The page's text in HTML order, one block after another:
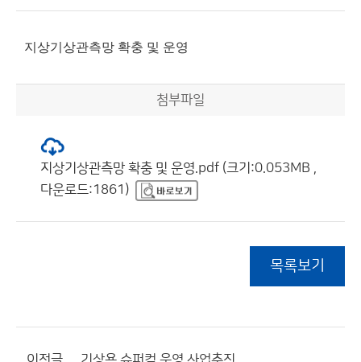
지상기상관측망 확충 및 운영
첨부파일
지상기상관측망 확충 및 운영.pdf (크기:0.053MB ,
다운로드:1861)
목록보기